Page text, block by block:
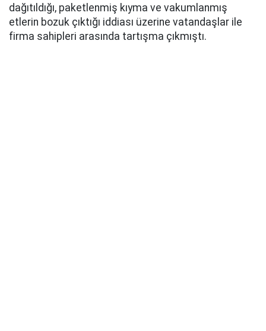
dağıtıldığı, paketlenmiş kıyma ve vakumlanmış
etlerin bozuk çıktığı iddiası üzerine vatandaşlar ile
firma sahipleri arasında tartışma çıkmıştı.